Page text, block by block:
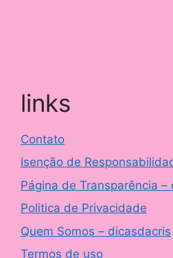
links
Contato
Isenção de
Página de Transparência –
Politica de Privacidade
Quem Somos – dicasdacris
Termos de uso